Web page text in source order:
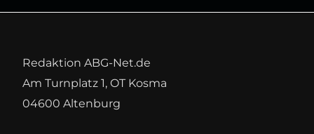
Redaktion ABG-Net.de
Am Turnplatz 1, OT Kosma
04600 Altenburg